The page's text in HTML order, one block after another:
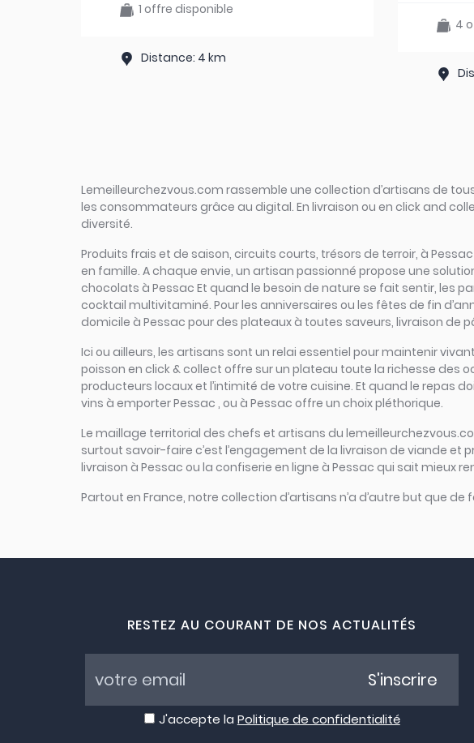
1 offre disponible
Distance: 4 km
4
Lemeilleurchezvous.com rassemble une collection d’artisans de
les consommateurs grâce au digital. En livraison ou en click and
diversité.
Produits frais et de saison, circuits courts, trésors de terroir, à
en famille. A chaque envie, un artisan passionné propose une
chocolats à Pessac Et quand le besoin de nature se fait sentir, les
cocktail multivitaminé. Pour les anniversaires ou les fêtes de fin
domicile à Pessac pour des plateaux à toutes saveurs, livraison de
Ici ou ailleurs, les artisans sont un relai essentiel pour maintenir
poisson en click & collect offre sur un plateau toute la richesse des
producteurs locaux et l’intimité de votre cuisine. Et quand le repas
vins à emporter Pessac , ou à Pessac offre un choix pléthorique.
Le maillage territorial des chefs et artisans du
surtout savoir-faire c’est l’engagement de la livraison de viande et
livraison à Pessac ou la confiserie en ligne à Pessac qui sait mieux
Partout en France, notre collection d’artisans n’a d’autre but que
RESTEZ AU COURANT DE NOS ACTUALITÉS
J'accepte la Politique de confidentialité
S'inscrire